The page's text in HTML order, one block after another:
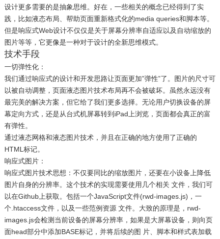
设计更多需要的是抽象思维。好在，一些相关的概念已经得到了实
践，比如液态布局、帮助页面重新格式化的media queries和脚本等。
但是响应式Web设计不仅仅是关于屏幕分辨率自适应以及自动缩放的
图片等等，它更像是一种对于设计的全新思维模式。
技术手段
一切弹性化：
我们通过响应式的设计和开发思路让页面更加”弹性”了。图片的尺寸可
以被自动调整，页面液态图片技术布局再不会被破坏。虽然永远没有
最完美的解决方案，但它给了我们更多选择。无论用户切换设备的屏
幕定向方式，还是从台式机屏幕转到iPad上浏览，页面都会真正的富
有弹性。
通过液态网格和液态图片技术，并且在正确的地方使用了正确的
HTML标记。
响应式图片：
响应式图片技术思想：不仅要同比的缩放图片，还要在小设备上降低
图片自身的分辨率。这个技术的实现需要使用几个相关 文件，我们可
以在Github上获取。包括一个JavaScript文件(rwd-images.js)，一
个.htaccess文件，以及一些范例资源 文件。大致的原理是，rwd-
images.js会检测当前设备的屏幕分辨率，如果是大屏幕设备，则向页
面head部分中添加BASE标记，并将后续的图 片、脚本和样式表加载